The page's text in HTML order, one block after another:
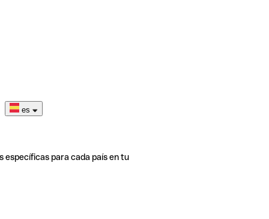
es
específicas para cada país en tu